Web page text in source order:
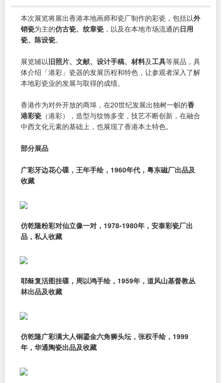
本次展览将展出香港本地画师和瓷厂制作的彩瓷，包括以外
销瓷为主的仿古瓷、纹章瓷 ，以及在本地市场流通的日用
瓷、陈设瓷。
展览辅以旧照片、文献、设计手稿、材料及工具等展品，具
体介绍「港彩」瓷器的发展历程和特色，让参观者深入了解
本地彩瓷业的发展与取得的成绩。
香港作为对外开放的商埠，在20世纪发展出独树一帜的香
港彩瓷 （港彩），造型与纹饰多变，技艺不断创新，在融合
中西文化元素的基础上，也展现了香港本土特色。
部分展品
广彩牙边花心碟，王年手绘，1960年代，粤东磁厂出品及
收藏
仿乾隆粉彩对仙立像一对，1978-1980年，安泰彩瓷厂出
品，私人收藏
耶稣复活图挂碟，周以鸿手绘，1959年，道风山基督教丛
林出品及收藏
仿乾隆广彩满大人铜鎏金六角狮头坛，张权手绘，1999
年，华通陶瓷出品及收藏